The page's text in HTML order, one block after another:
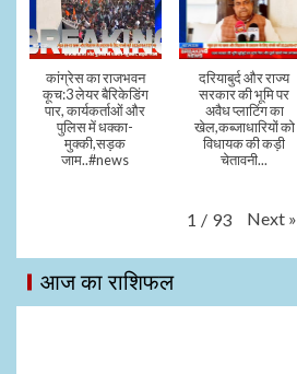
कांग्रेस का राजभवन
कूच:3 लेयर बैरिकेडिंग
पार, कार्यकर्ताओं और
पुलिस में धक्का-
मुक्की,सड़क
जाम..#news
दरियाबुर्द और राज्य
सरकार की भूमि पर
अवैध प्लाटिंग का
खेल,कब्जाधारियों को
विधायक की कड़ी
चेतावनी...
1 / 93 Next »
आज का राशिफल